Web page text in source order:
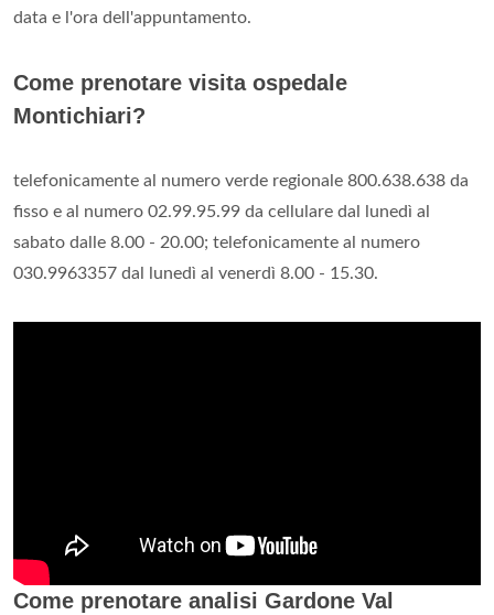
data e l'ora dell'appuntamento.
Come prenotare visita ospedale
Montichiari?
telefonicamente al numero verde regionale 800.638.638 da
fisso e al numero 02.99.95.99 da cellulare dal lunedì al
sabato dalle 8.00 - 20.00; telefonicamente al numero
030.9963357 dal lunedì al venerdì 8.00 - 15.30.
Come prenotare analisi Gardone Val